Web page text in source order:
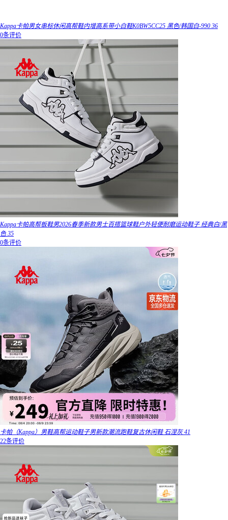
Kappa卡帕男女串标休闲高帮鞋内增高系带小白鞋K0BW5CC25 黑色/韩国白-990 36
0条评价
Kappa卡帕高帮板鞋男2026春季新款男士百搭篮球鞋户外轻便耐磨运动鞋子 经典白/黑
色 35
0条评价
卡帕（Kappa）男鞋高帮运动鞋子男新款潮流跑鞋复古休闲鞋 石涅灰 41
22条评价